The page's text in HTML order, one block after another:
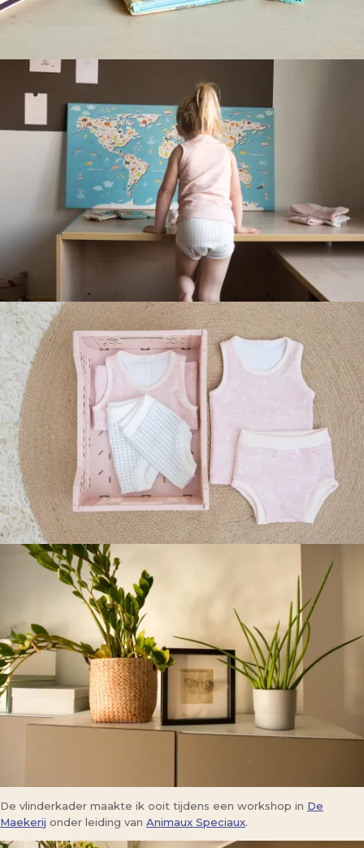
De vlinderkader maakte ik ooit tijdens een workshop in De
Maekerij onder leiding van Animaux Speciaux.